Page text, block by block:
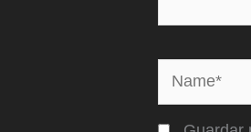
Name*